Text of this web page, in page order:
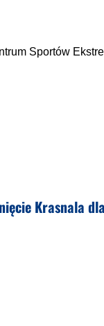
Sportów
Krasnala